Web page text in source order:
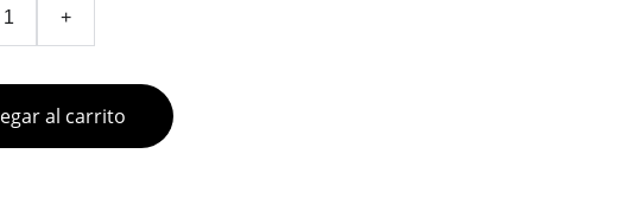
+
al carrito